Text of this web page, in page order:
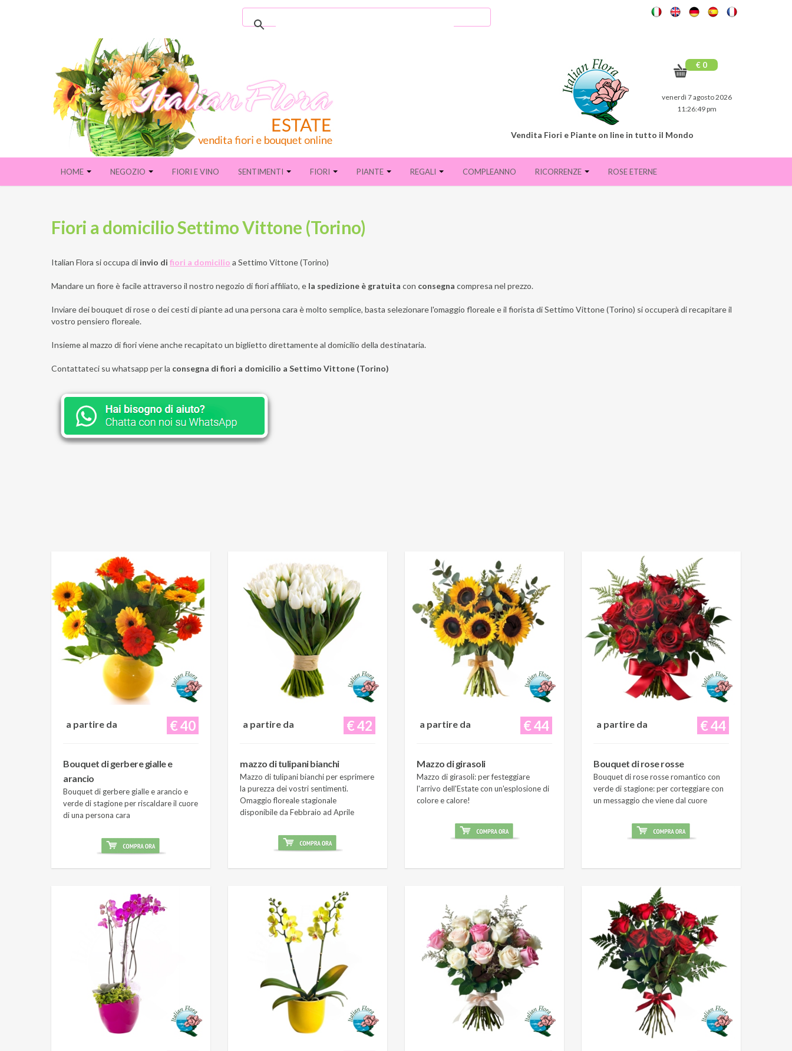
€ 0
venerdì 7 agosto 2026
11:26:50 pm
Vendita Fiori e Piante on line in tutto il Mondo
HOME NEGOZIO FIORI E VINO SENTIMENTI FIORI PIANTE REGALI COMPLEANNO RICORRENZE ROSE ETERNE
Fiori a domicilio Settimo Vittone (Torino)
Italian Flora si occupa di invio di fiori a domicilio a Settimo Vittone (Torino)
Mandare un fiore è facile attraverso il nostro negozio di fiori affiliato, e la spedizione è gratuita con consegna compresa nel prezzo.
Inviare dei bouquet di rose o dei cesti di piante ad una persona cara è molto semplice, basta selezionare l'omaggio floreale e il fiorista di Settimo Vittone (Torino) si occuperà di recapitare il
vostro pensiero floreale.
Insieme al mazzo di fiori viene anche recapitato un biglietto direttamente al domicilio della destinataria.
Contattateci su whatsapp per la consegna di fiori a domicilio a Settimo Vittone (Torino)
€ 40
a partire da
Bouquet di gerbere gialle e
arancio
Bouquet di gerbere gialle e arancio e
verde di stagione per riscaldare il cuore
di una persona cara
€ 42
a partire da
mazzo di tulipani bianchi
Mazzo di tulipani bianchi per esprimere
la purezza dei vostri sentimenti.
Omaggio floreale stagionale
disponibile da Febbraio ad Aprile
€ 44
a partire da
Mazzo di girasoli
Mazzo di girasoli: per festeggiare
l'arrivo dell'Estate con un'esplosione di
colore e calore!
€ 44
a partire da
Bouquet di rose rosse
Bouquet di rose rosse romantico con
verde di stagione: per corteggiare con
un messaggio che viene dal cuore